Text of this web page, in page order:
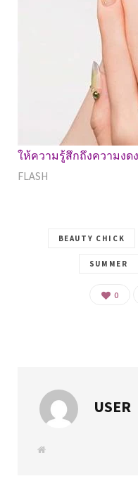
ให้ความรู้สึกถึงความงด
FLASH
BEAUTY CHICK
SUMMER
0
USER
W